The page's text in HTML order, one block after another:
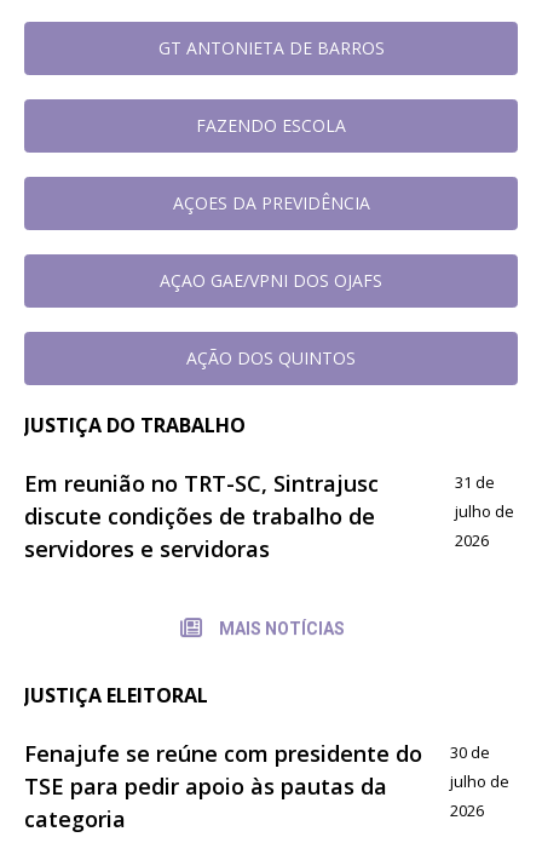
GT ANTONIETA DE BARROS
FAZENDO ESCOLA
AÇOES DA PREVIDÊNCIA
AÇAO GAE/VPNI DOS OJAFS
AÇÃO DOS QUINTOS
JUSTIÇA DO TRABALHO
Em reunião no TRT-SC, Sintrajusc
discute condições de trabalho de
servidores e servidoras
31 de
julho de
2026
MAIS NOTÍCIAS
JUSTIÇA ELEITORAL
Fenajufe se reúne com presidente do
TSE para pedir apoio às pautas da
categoria
30 de
julho de
2026